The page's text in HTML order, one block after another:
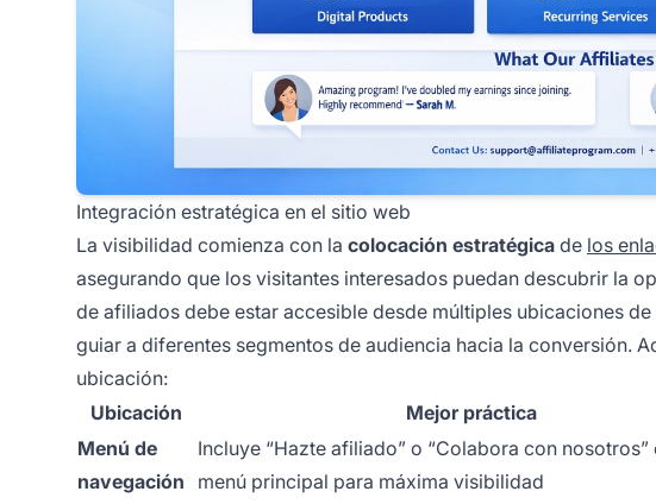
Integración estratégica en el sitio web
La visibilidad comienza con la colocación estratégica de los
asegurando que los visitantes interesados puedan descubrir la
de afiliados debe estar accesible desde múltiples ubicaciones
guiar a diferentes segmentos de audiencia hacia la conversión.
ubicación:
Ubicación
Mejor práctica
Menú de
navegación
Incluye “Hazte afiliado” o “Colabora con nosotros”
menú principal para máxima visibilidad